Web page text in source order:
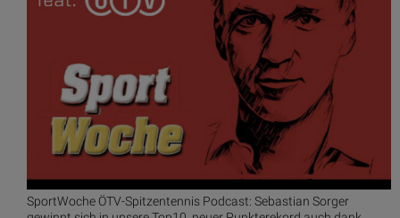
SportWoche ÖTV-Spitzentennis Podcast: Sebastian Sorger